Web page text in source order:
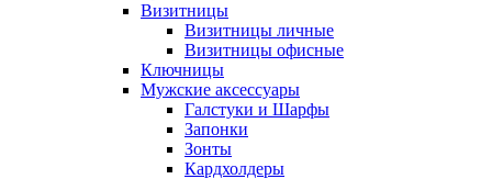
Визитницы
Визитницы личные
Визитницы офисные
Ключницы
Мужские аксессуары
Галстуки и Шарфы
Запонки
Зонты
Кардхолдеры